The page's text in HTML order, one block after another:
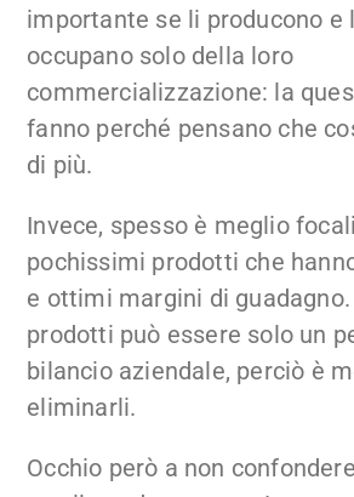
importante se li producono e
occupano solo della loro
commercializzazione: la
fanno perché pensano che
di più.
Invece, spesso è meglio
pochissimi prodotti che
e ottimi margini di
prodotti può essere solo un
bilancio aziendale, perciò è
eliminarli.
Occhio però a non